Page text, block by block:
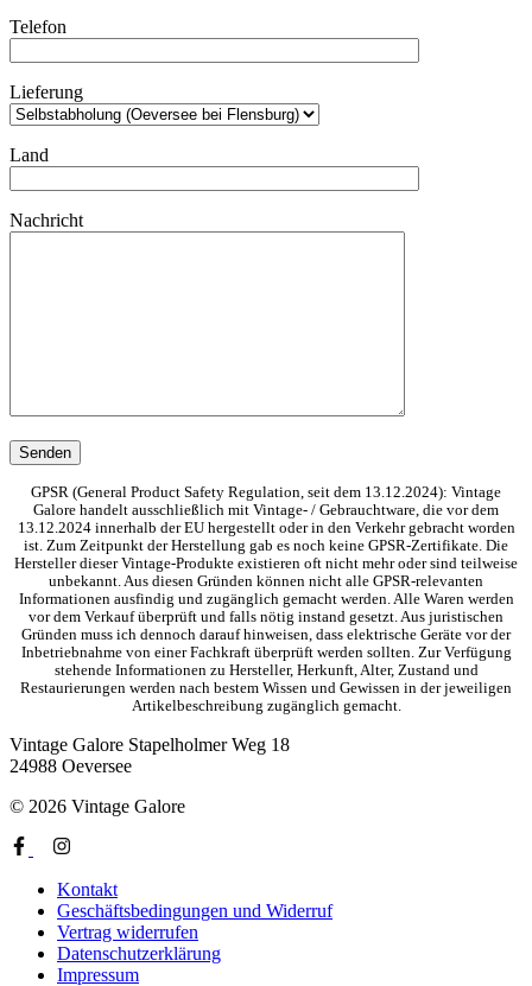
Telefon
Lieferung
Land
Nachricht
GPSR (General Product Safety Regulation, seit dem 13.12.2024): Vintage
Galore handelt ausschließlich mit Vintage- / Gebrauchtware, die vor dem
13.12.2024 innerhalb der EU hergestellt oder in den Verkehr gebracht worden
ist. Zum Zeitpunkt der Herstellung gab es noch keine GPSR-Zertifikate. Die
Hersteller dieser Vintage-Produkte existieren oft nicht mehr oder sind teilweise
unbekannt. Aus diesen Gründen können nicht alle GPSR-relevanten
Informationen ausfindig und zugänglich gemacht werden. Alle Waren werden
vor dem Verkauf überprüft und falls nötig instand gesetzt. Aus juristischen
Gründen muss ich dennoch darauf hinweisen, dass elektrische Geräte vor der
Inbetriebnahme von einer Fachkraft überprüft werden sollten. Zur Verfügung
stehende Informationen zu Hersteller, Herkunft, Alter, Zustand und
Restaurierungen werden nach bestem Wissen und Gewissen in der jeweiligen
Artikelbeschreibung zugänglich gemacht.
Vintage Galore Stapelholmer Weg 18
24988 Oeversee
© 2026 Vintage Galore
Kontakt
Geschäftsbedingungen und Widerruf
Vertrag widerrufen
Datenschutzerklärung
Impressum